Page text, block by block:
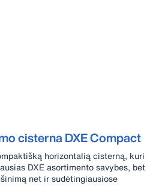
cisterna DXE Compact
horizontalią cisterną, kuri
DXE asortimento savybes, bet
net ir sudėtingiausiose